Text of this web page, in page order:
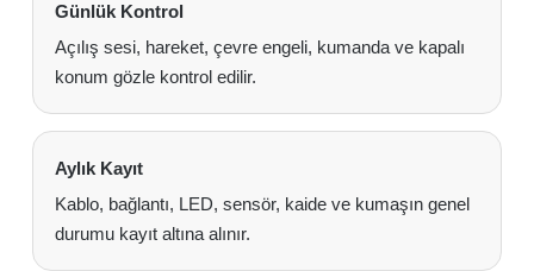
Günlük Kontrol
Açılış sesi, hareket, çevre engeli, kumanda ve kapalı
konum gözle kontrol edilir.
Aylık Kayıt
Kablo, bağlantı, LED, sensör, kaide ve kumaşın genel
durumu kayıt altına alınır.